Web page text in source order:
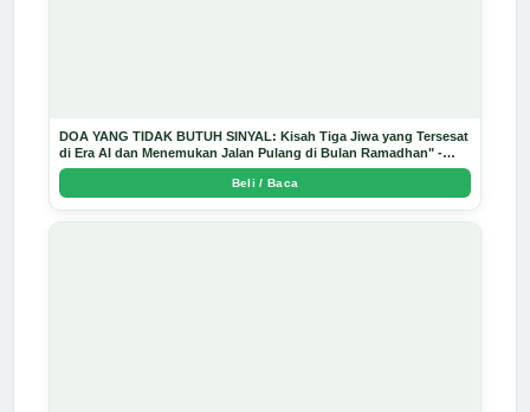
DOA YANG TIDAK BUTUH SINYAL: Kisah Tiga Jiwa yang Tersesat
di Era AI dan Menemukan Jalan Pulang di Bulan Ramadhan" -
Arda Dinata
Beli / Baca